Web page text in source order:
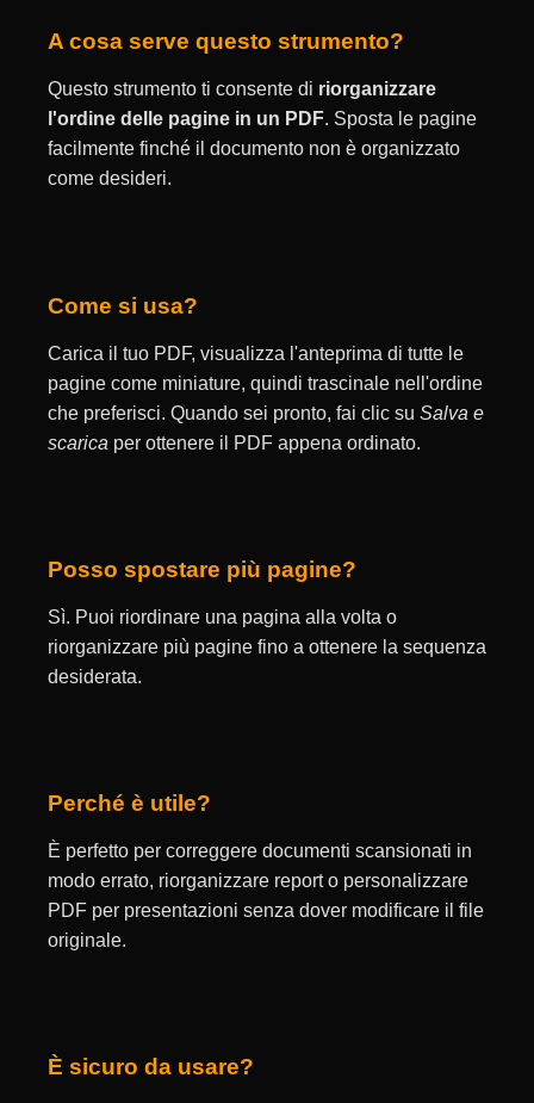
A cosa serve questo strumento?
Questo strumento ti consente di riorganizzare
l'ordine delle pagine in un PDF. Sposta le pagine
facilmente finché il documento non è organizzato
come desideri.
Come si usa?
Carica il tuo PDF, visualizza l'anteprima di tutte le
pagine come miniature, quindi trascinale nell'ordine
che preferisci. Quando sei pronto, fai clic su Salva e
scarica per ottenere il PDF appena ordinato.
Posso spostare più pagine?
Sì. Puoi riordinare una pagina alla volta o
riorganizzare più pagine fino a ottenere la sequenza
desiderata.
Perché è utile?
È perfetto per correggere documenti scansionati in
modo errato, riorganizzare report o personalizzare
PDF per presentazioni senza dover modificare il file
originale.
È sicuro da usare?